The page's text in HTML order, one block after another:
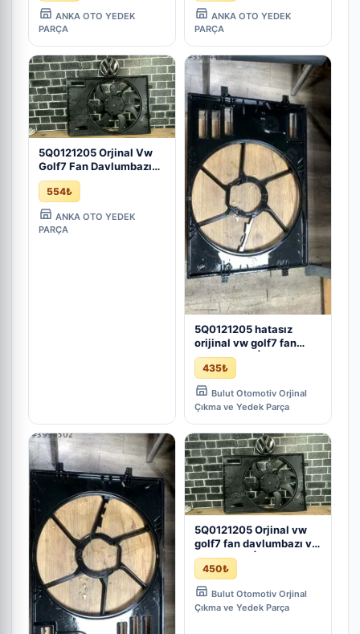
ANKA OTO YEDEK
PARÇA
ANKA OTO YEDEK
PARÇA
5Q0121205 Orjinal Vw
Golf7 Fan Davlumbazı
Ve Fan Motoru - Çıkma
İzmir
554₺
ANKA OTO YEDEK
PARÇA
5Q0121205 hatasız
orijinal vw golf7 fan
davlumbazı | ÇIKMA
PARÇA
435₺
Bulut Otomotiv Orjinal
Çıkma ve Yedek Parça
5Q0121205 Orjinal vw
golf7 fan davlumbazı ve
fan motoru | ÇIKMA
PARÇA
450₺
Bulut Otomotiv Orjinal
Çıkma ve Yedek Parça